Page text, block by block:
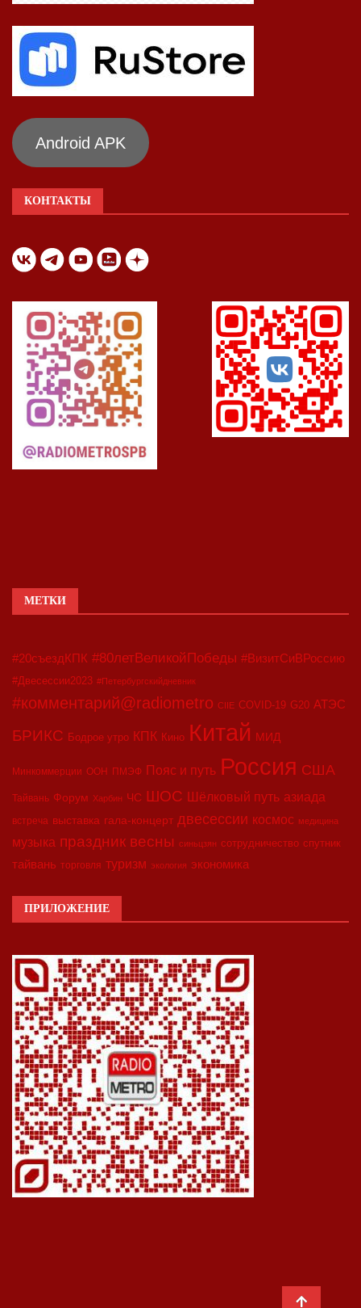
Android APK
КОНТАКТЫ
МЕТКИ
#20съездКПК #80летВеликойПобеды #ВизитСиВРоссию
#Двесессии2023 #Петербургскийдневник
#комментарий@radiometro CIIE COVID-19 G20 АТЭС
БРИКС Бодрое утро КПК Кино Китай МИД
Минкоммерции ООН ПМЭФ Пояс и путь Россия США
Тайвань Форум Харбин ЧС ШОС Шёлковый путь азиада
встреча выставка гала-концерт двесессии космос медицина
музыка праздник весны синьцзян сотрудничество спутник
тайвань торговля туризм экология экономика
ПРИЛОЖЕНИЕ